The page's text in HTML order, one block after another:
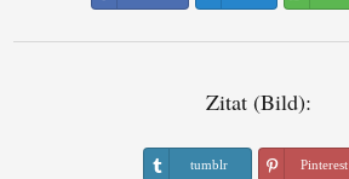
Zitat (Bild):
tumblr Pinterest